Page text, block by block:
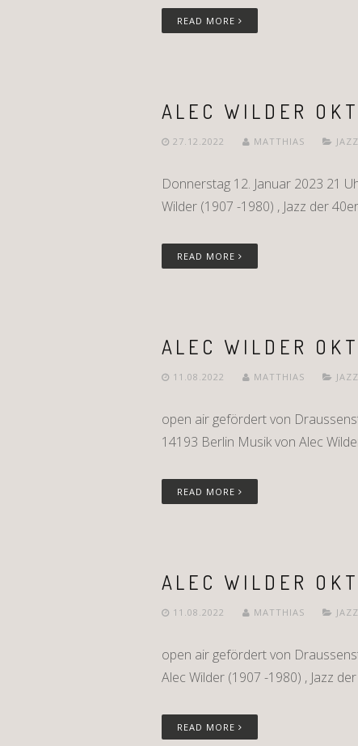
READ MORE
ALEC WILDER
27.12.2022 MATTHIAS JAZZ
Donnerstag 12. Januar 2023 21
Wilder (1907 -1980) , Jazz der
READ MORE
ALEC WILDER
11.08.2022 MATTHIAS JAZZ
open air gefördert von
14193 Berlin Musik von Alec
READ MORE
ALEC WILDER
11.08.2022 MATTHIAS JAZZ
open air gefördert von
Alec Wilder (1907 -1980) , Jazz
READ MORE